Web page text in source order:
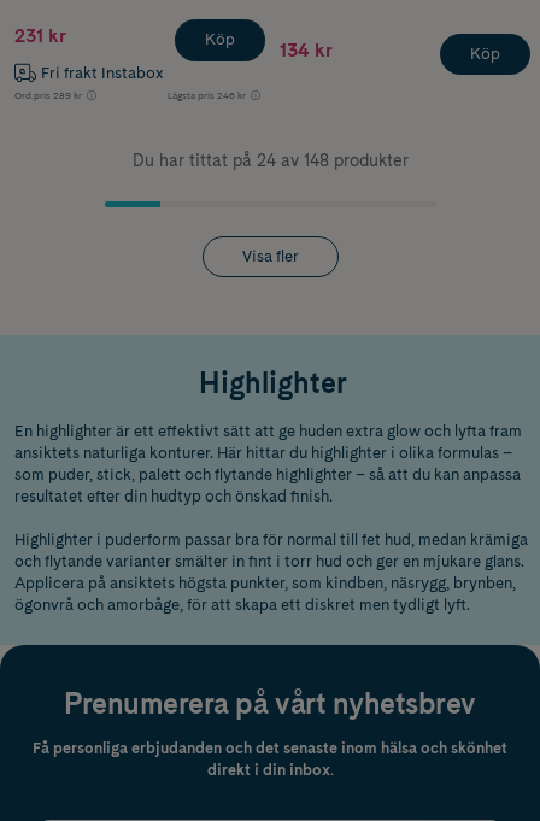
231 kr
Fri frakt Instabox
Ord.pris 289 kr Lägsta pris 246 kr
Köp 134 kr Köp
Du har tittat på 24 av 148 produkter
Visa fler
Highlighter
En highlighter är ett effektivt sätt att ge huden extra glow och lyfta fram
ansiktets naturliga konturer. Här hittar du highlighter i olika formulas –
som puder, stick, palett och flytande highlighter – så att du kan anpassa
resultatet efter din hudtyp och önskad finish.
Highlighter i puderform passar bra för normal till fet hud, medan krämiga
och flytande varianter smälter in fint i torr hud och ger en mjukare glans.
Applicera på ansiktets högsta punkter, som kindben, näsrygg, brynben,
ögonvrå och amorbåge, för att skapa ett diskret men tydligt lyft.
Prenumerera på vårt nyhetsbrev
Få personliga erbjudanden och det senaste inom hälsa och skönhet
direkt i din inbox.